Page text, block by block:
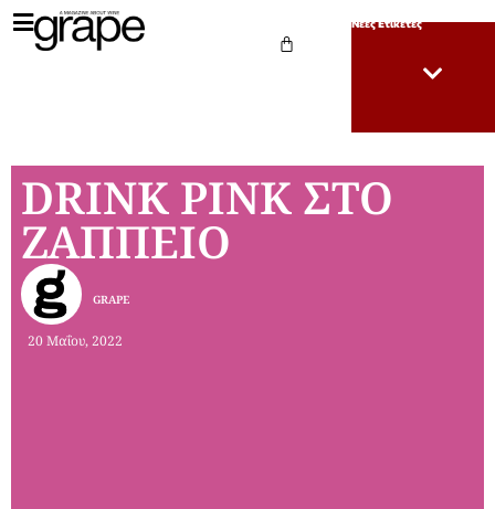
Νέες Ετικέτες
DRINK PINK ΣΤΟ
ΖΑΠΠΕΙΟ
20 Μαΐου, 2022
GRAPE